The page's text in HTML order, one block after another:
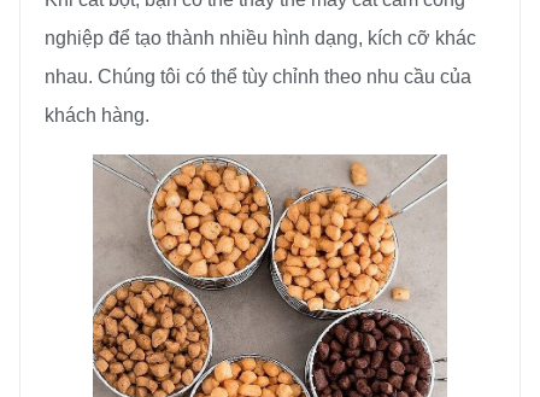
nghiệp để tạo thành nhiều hình dạng, kích cỡ khác
nhau. Chúng tôi có thể tùy chỉnh theo nhu cầu của
khách hàng.